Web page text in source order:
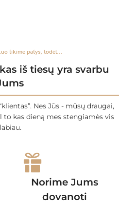
tikime patys, todėl...
iš tiesų yra svarbu
Nes Jūs - mūsų draugai,
to kas dieną mes stengiamės vis
labiau.
Norime Jums
dovanoti